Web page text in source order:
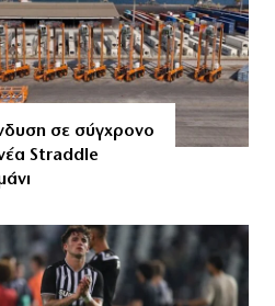
σε σύγχρονο
Straddle